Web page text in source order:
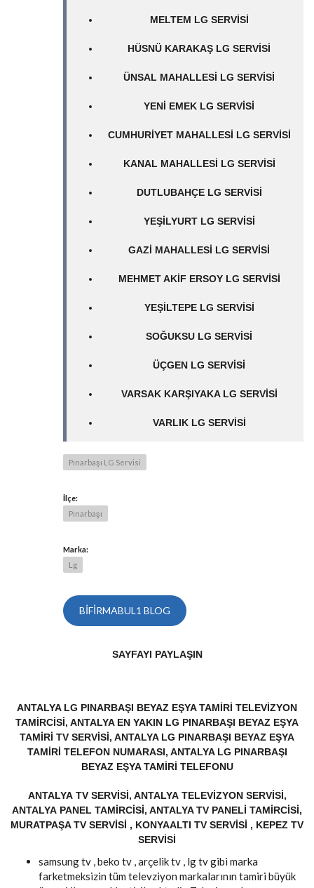
MELTEM LG SERVISI
HÜSNÜ KARAKAŞ LG SERVISI
ÜNSAL MAHALLESI LG SERVISI
YENI EMEK LG SERVISI
CUMHURIYET MAHALLESI LG SERVISI
KANAL MAHALLESI LG SERVISI
DUTLUBAHÇE LG SERVISI
YEŞILYURT LG SERVISI
GAZI MAHALLESI LG SERVISI
MEHMET AKIF ERSOY LG SERVISI
YEŞILTEPE LG SERVISI
SOĞUKSU LG SERVISI
ÜÇGEN LG SERVISI
VARSAK KARŞIYAKA LG SERVISI
VARLIK LG SERVISI
Pınarbaşı LG Servisi
İlçe:
Pınarbaşı
Marka:
Lg
BIFIRMABUL1 BLOG
SAYFAYI PAYLAŞIN
ANTALYA LG PINARBAŞI BEYAZ EŞYA TAMIRI TELEVIZYON
TAMIRCISI, ANTALYA EN YAKIN LG PINARBAŞI BEYAZ EŞYA
TAMIRI TV SERVISI, ANTALYA LG PINARBAŞI BEYAZ EŞYA
TAMIRI TELEFON NUMARASI, ANTALYA LG PINARBAŞI
BEYAZ EŞYA TAMIRI TELEFONU
ANTALYA TV SERVISI, ANTALYA TELEVIZYON SERVISI,
ANTALYA PANEL TAMIRCISI, ANTALYA TV PANELI TAMIRCISI,
MURATPAŞA TV SERVISI , KONYAALTI TV SERVISI , KEPEZ TV
SERVISI
samsung tv , beko tv , arçelik tv , lg tv gibi marka
farketmeksizin tüm televziyon markalarının tamiri büyük